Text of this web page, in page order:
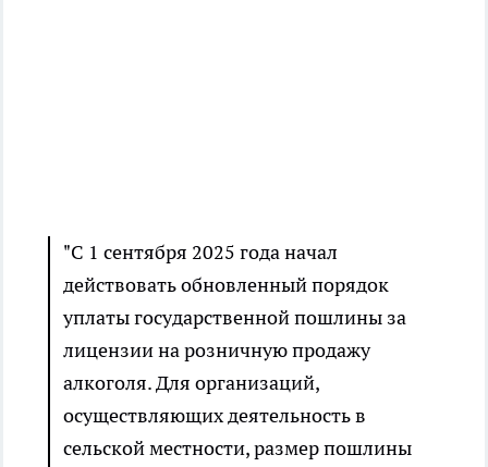
"С 1 сентября 2025 года начал
действовать обновленный порядок
уплаты государственной пошлины за
лицензии на розничную продажу
алкоголя. Для организаций,
осуществляющих деятельность в
сельской местности, размер пошлины